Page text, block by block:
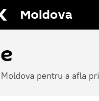
Moldova
pentru a afla